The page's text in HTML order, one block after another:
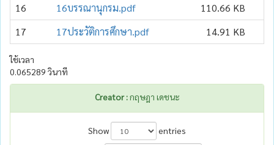
16
16บรรณานุกรม.pdf
110.66 KB
17
17ประวัติการศึกษา.pdf 14.91 KB
ใช้เวลา
0.065289 วินาที
Creator :กฤษฎา เดชนะ
Show
entries